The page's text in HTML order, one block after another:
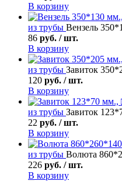
В корзину
из трубы Вензель
86 руб. / шт.
В корзину
из трубы Завиток
120 руб. / шт.
В корзину
из трубы Завиток
22 руб. / шт.
В корзину
из трубы Волюта
226 руб. / шт.
В корзину